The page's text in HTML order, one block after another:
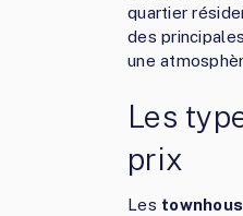
quartier
des
une
Les
prix
Les